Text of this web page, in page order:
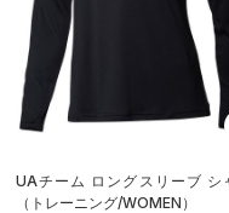
UAチーム ロングスリーブ シ
（トレーニング/WOMEN）